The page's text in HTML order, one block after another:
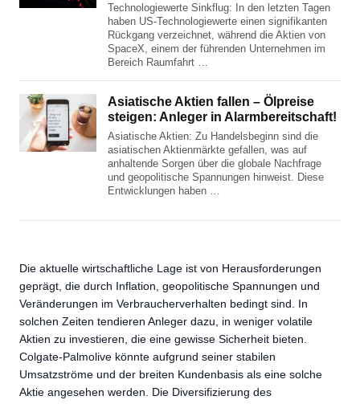
Technologiewerte Sinkflug: In den letzten Tagen
haben US-Technologiewerte einen signifikanten
Rückgang verzeichnet, während die Aktien von
SpaceX, einem der führenden Unternehmen im
Bereich Raumfahrt …
Asiatische Aktien fallen – Ölpreise
steigen: Anleger in Alarmbereitschaft!
Asiatische Aktien: Zu Handelsbeginn sind die
asiatischen Aktienmärkte gefallen, was auf
anhaltende Sorgen über die globale Nachfrage
und geopolitische Spannungen hinweist. Diese
Entwicklungen haben …
Die aktuelle wirtschaftliche Lage ist von Herausforderungen
geprägt, die durch Inflation, geopolitische Spannungen und
Veränderungen im Verbraucherverhalten bedingt sind. In
solchen Zeiten tendieren Anleger dazu, in weniger volatile
Aktien zu investieren, die eine gewisse Sicherheit bieten.
Colgate-Palmolive könnte aufgrund seiner stabilen
Umsatzströme und der breiten Kundenbasis als eine solche
Aktie angesehen werden. Die Diversifizierung des